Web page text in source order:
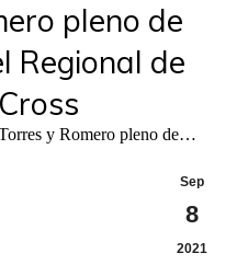
pleno de
Regional de
y Romero pleno de…
Sep
8
2021